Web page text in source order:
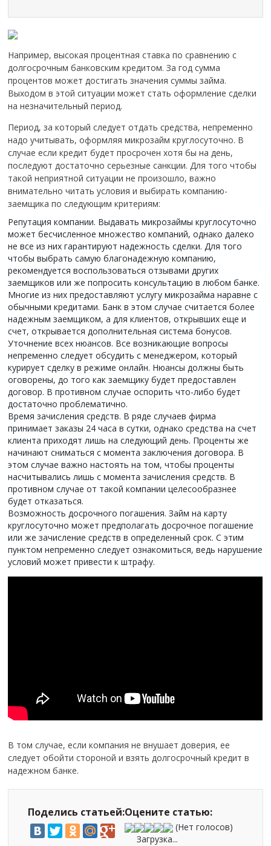
Например, высокая процентная ставка по сравнению с
долгосрочным банковским кредитом. За год сумма
процентов может достигать значения суммы займа.
Выходом в этой ситуации может стать оформление сделки
на незначительный период.
Период, за который следует отдать средства, непременно
надо учитывать, оформляя микрозайм круглосуточно. В
случае если кредит будет просрочен хотя бы на день,
последуют достаточно серьезные санкции. Для того чтобы
такой неприятной ситуации не произошло, важно
внимательно читать условия и выбирать компанию-
заемщика по следующим критериям:
Репутация компании. Выдавать микрозаймы круглосуточно
может бесчисленное множество компаний, однако далеко
не все из них гарантируют надежность сделки. Для того
чтобы выбрать самую благонадежную компанию,
рекомендуется воспользоваться отзывами других
заемщиков или же попросить консультацию в любом банке.
Многие из них предоставляют услугу микрозайма наравне с
обычными кредитами. Банк в этом случае считается более
надежным заемщиком, а для клиентов, открывших еще и
счет, открывается дополнительная система бонусов.
Уточнение всех нюансов. Все возникающие вопросы
непременно следует обсудить с менеджером, который
курирует сделку в режиме онлайн. Нюансы должны быть
оговорены, до того как заемщику будет предоставлен
договор. В противном случае оспорить что-либо будет
достаточно проблематично.
Время зачисления средств. В ряде случаев фирма
принимает заказы 24 часа в сутки, однако средства на счет
клиента приходят лишь на следующий день. Проценты же
начинают сниматься с момента заключения договора. В
этом случае важно настоять на том, чтобы проценты
насчитывались лишь с момента зачисления средств. В
противном случае от такой компании целесообразнее
будет отказаться.
Возможность досрочного погашения. Займ на карту
круглосуточно может предполагать досрочное погашение
или же зачисление средств в определенный срок. С этим
пунктом непременно следует ознакомиться, ведь нарушение
условий может привести к штрафу.
В том случае, если компания не внушает доверия, ее
следует обойти стороной и взять долгосрочный кредит в
надежном банке.
Поделись статьей:Оцените статью:
(Нет голосов)
Загрузка...